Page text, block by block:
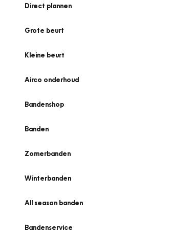
Direct plannen
Grote beurt
Kleine beurt
Airco onderhoud
Bandenshop
Banden
Zomerbanden
Winterbanden
All season banden
Bandenservice